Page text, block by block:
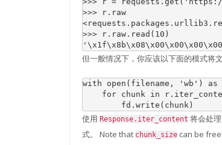
>>>
r . raw
>>>
r . raw . read ( 10 )
但一般情况下，你应该以下面的模式将
with open ( filename , 'wb' ) as
for chunk in r .
fd . write ( chunk )
使用 Response.iter_content 将会处
式。 Note that chunk_size can be